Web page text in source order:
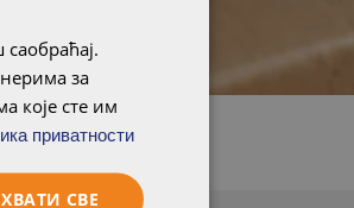
за
које сте им
приватности
СВЕ